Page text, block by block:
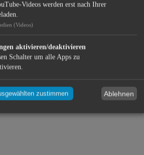
Videos werden erst nach Ihrer
(Videos)
aktivieren/deaktivieren
Schalter um alle Apps zu
zustimmen Ablehnen